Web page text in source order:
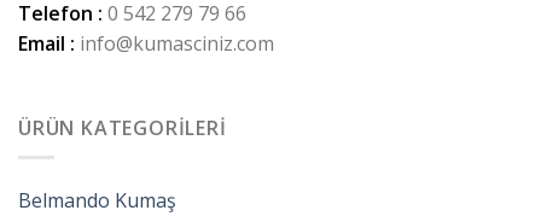
Telefon : 0 542 279 79 66
Email : info@kumasciniz.com
ÜRÜN KATEGORILERI
Belmando Kumaş